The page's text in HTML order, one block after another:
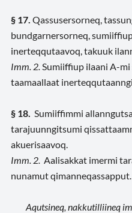
§ 17. Qassusersorneq,
bundgarnersorneq,
inerteqqutaavoq, takuuk
Imm. 2. Sumiiffiup ilaani A-
taamaallaat
§ 18. Sumiiffimmi
tarajuunngitsumi
akuerisaavoq.
Imm. 2. Aalisakkat imermi
nunamut qimanneqassapput.
Aqutsineq, nakkutilliineq